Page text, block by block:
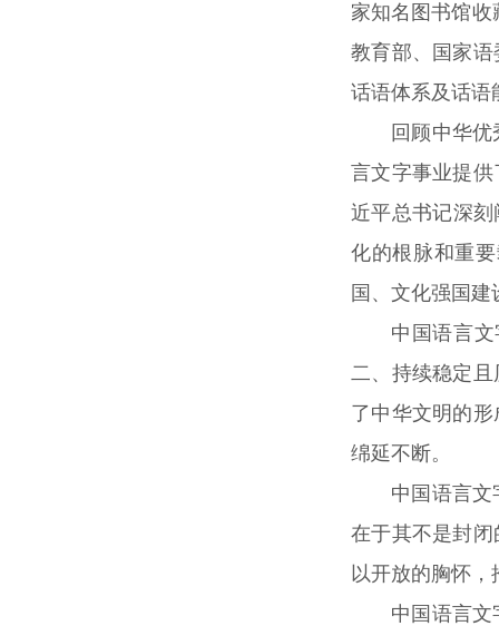
家知名图书馆收
教育部、国家
话语体系及话语
回顾中华
言文字事业提
近平总书记深
化的根脉和重
国、文化强国
中国语言
二、持续稳定
了中华文明的
绵延不断。
中国语言
在于其不是封
以开放的胸怀
中国语言